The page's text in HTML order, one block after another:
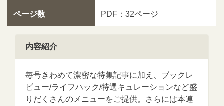
ページ数 PDF：32ページ
内容紹介
毎号きわめて濃密な特集記事に加え、ブックレ
ビュー/ライフハック/特選キュレーションなど盛
りだくさんのメニューをご提供。さらには本連